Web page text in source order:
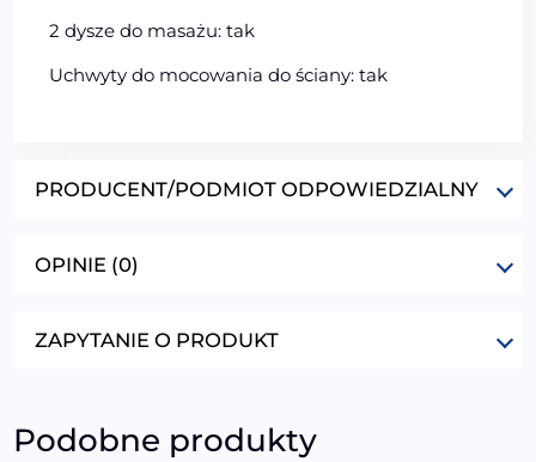
2 dysze do masażu: tak
Uchwyty do mocowania do ściany: tak
PRODUCENT/PODMIOT ODPOWIEDZIALNY
OPINIE (0)
ZAPYTANIE O PRODUKT
Podobne produkty